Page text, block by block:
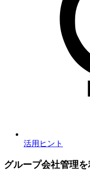
活用ヒント
グループ会社管理